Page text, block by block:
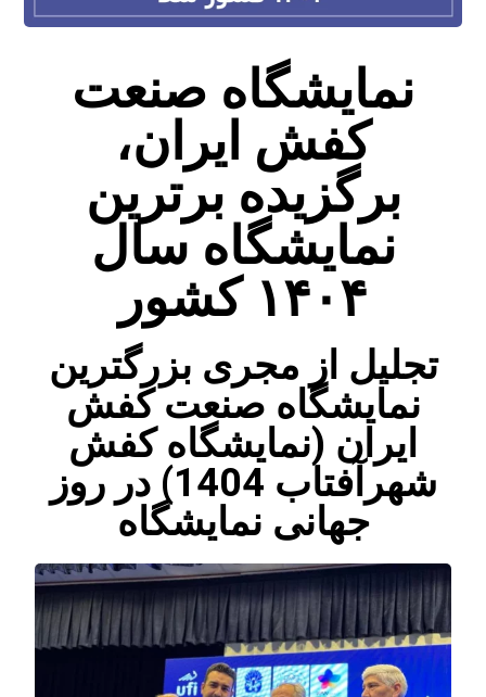
نمایشگاه صنعت
کفش ایران،
برگزیده برترین
نمایشگاه سال
۱۴۰۴ کشور
تجلیل از مجری بزرگترین
نمایشگاه صنعت کفش
ایران (نمایشگاه کفش
شهرآفتاب 1404) در روز
جهانی نمایشگاه